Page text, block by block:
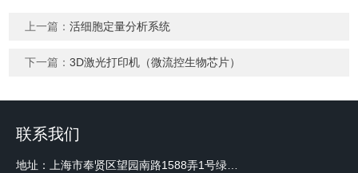
上一篇：活细胞定量分析系统
下一篇：3D激光打印机（微流控生物芯片）
联系我们